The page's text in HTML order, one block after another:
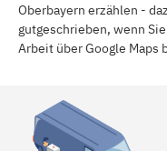
Oberbayern erzählen -
gutgeschrieben, wenn
Arbeit über Google Maps